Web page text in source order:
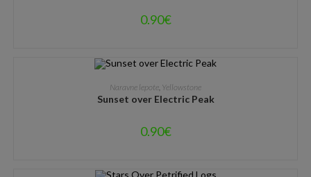
0.90€
DODAJ V KOŠARICO
Naravne lepote Yellowstone
Sunset over Electric Peak
0.90€